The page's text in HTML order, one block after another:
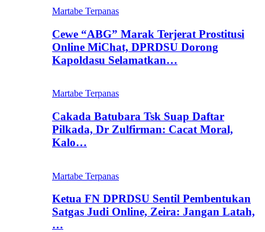
Martabe Terpanas
Cewe “ABG” Marak Terjerat Prostitusi
Online MiChat, DPRDSU Dorong
Kapoldasu Selamatkan…
Martabe Terpanas
Cakada Batubara Tsk Suap Daftar
Pilkada, Dr Zulfirman: Cacat Moral,
Kalo…
Martabe Terpanas
Ketua FN DPRDSU Sentil Pembentukan
Satgas Judi Online, Zeira: Jangan Latah,
…